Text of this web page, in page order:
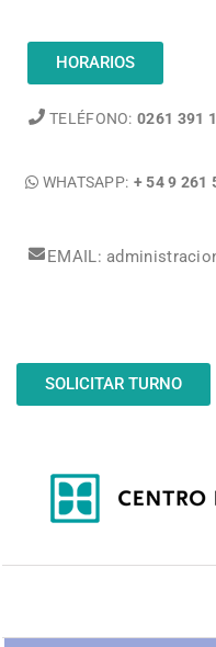
HORARIOS
TELÉFONO: 0261 391
WHATSAPP: + 54 9 261
EMAIL:
SOLICITAR TURNO